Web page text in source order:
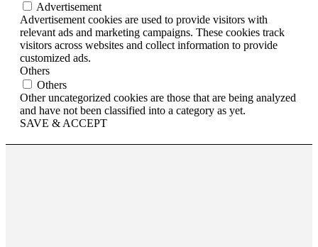
Advertisement
Advertisement cookies are used to provide visitors with
relevant ads and marketing campaigns. These cookies track
visitors across websites and collect information to provide
customized ads.
Others
Others
Other uncategorized cookies are those that are being analyzed
and have not been classified into a category as yet.
SAVE & ACCEPT